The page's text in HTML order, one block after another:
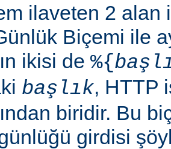
ilaveten 2 alan
Biçemi ile
ikisi de %{
başlık, HTTP
biridir. Bu
girdisi